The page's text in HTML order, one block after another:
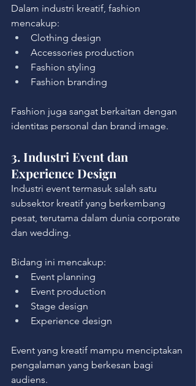
Dalam industri kreatif, fashion
mencakup:
Clothing design
Accessories production
Fashion styling
Fashion branding
Fashion juga sangat berkaitan dengan
identitas personal dan brand image.
3. Industri Event dan
Experience Design
Industri event termasuk salah satu
subsektor kreatif yang berkembang
pesat, terutama dalam dunia corporate
dan wedding.
Bidang ini mencakup:
Event planning
Event production
Stage design
Experience design
Event yang kreatif mampu menciptakan
pengalaman yang berkesan bagi
audiens.